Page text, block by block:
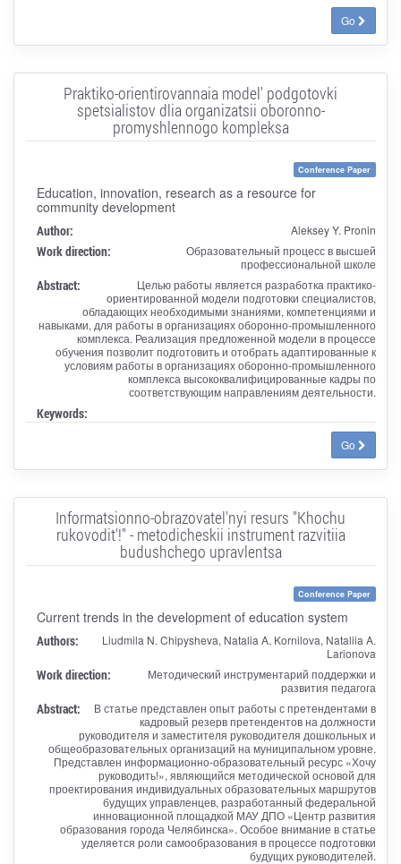
Go
Praktiko-orientirovannaia model' podgotovki
spetsialistov dlia organizatsii oboronno-
promyshlennogo kompleksa
Conference Paper
Education, innovation, research as a resource for
community development
Author: Aleksey Y. Pronin
Work direction:
Образовательный процесс в высшей
профессиональной школе
Abstract:
Целью работы является разработка практико-
ориентированной модели подготовки специалистов,
обладающих необходимыми знаниями, компетенциями и
навыками, для работы в организациях оборонно-промышленного
комплекса. Реализация предложенной модели в процессе
обучения позволит подготовить и отобрать адаптированные к
условиям работы в организациях оборонно-промышленного
комплекса высококвалифицированные кадры по
соответствующим направлениям деятельности.
Keywords:
Go
Informatsionno-obrazovatel'nyi resurs "Khochu
rukovodit'!" - metodicheskii instrument razvitiia
budushchego upravlentsa
Conference Paper
Current trends in the development of education system
Authors:
Liudmila N. Chipysheva, Natalia A. Kornilova, Nataliia A.
Larionova
Work direction:
Методический инструментарий поддержки и
развития педагога
Abstract:
В статье представлен опыт работы с претендентами в
кадровый резерв претендентов на должности
руководителя и заместителя руководителя дошкольных и
общеобразовательных организаций на муниципальном уровне.
Представлен информационно-образовательный ресурс «Хочу
руководить!», являющийся методической основой для
проектирования индивидуальных образовательных маршрутов
будущих управленцев, разработанный федеральной
инновационной площадкой МАУ ДПО «Центр развития
образования города Челябинска». Особое внимание в статье
уделяется роли самообразования в процессе подготовки
будущих руководителей.